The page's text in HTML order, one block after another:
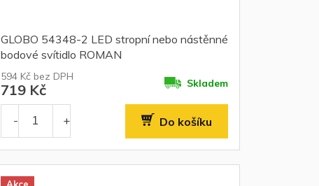
GLOBO 54348-2 LED stropní nebo nástěnné
bodové svítidlo ROMAN
594 Kč bez DPH
719 Kč Skladem
Do košíku